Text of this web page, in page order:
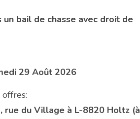
bail de chasse avec droit de
29 Août 2026
rue du Village à L-8820 Holtz (à